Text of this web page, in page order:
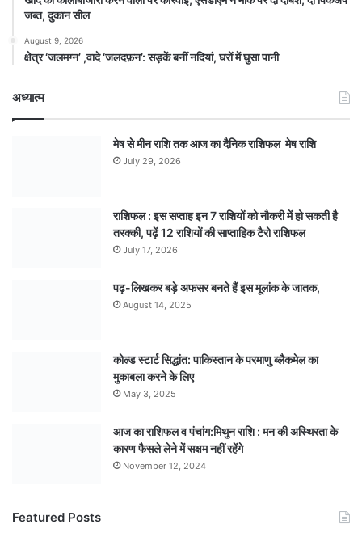
जब्त, दुकान सील
August 9, 2026
क्षेत्र ‘जलमग्न’ ,वादे ‘जलदफ़न’: सड़कें बनीं नदियां, घरों में घुसा पानी
अध्यात्म
मेष से मीन राशि तक आज का दैनिक राशिफल मेष राशि
July 29, 2026
राशिफल : इस सप्ताह इन 7 राशियों को नौकरी में हो सकती है
तरक्की, पढ़ें 12 राशियों की साप्ताहिक टैरो राशिफल
July 17, 2026
पढ़-लिखकर बड़े अफसर बनते हैं इस मूलांक के जातक,
August 14, 2025
कोल्ड स्टार्ट सिद्धांत: पाकिस्तान के परमाणु ब्लैकमेल का
मुकाबला करने के लिए
May 3, 2025
आज का राशिफल व पंचांग:मिथुन राशि : मन की अस्थिरता के
कारण फैसले लेने में सक्षम नहीं रहेंगे
November 12, 2024
Featured Posts